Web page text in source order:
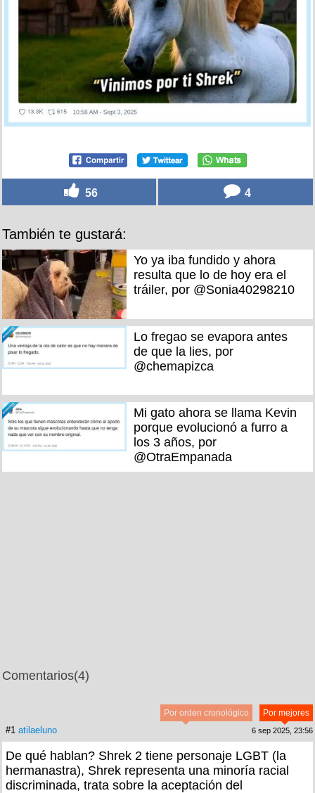
56 4
También te gustará:
Yo ya iba fundido y ahora
resulta que lo de hoy era el
tráiler, por @Sonia40298210
Lo fregao se evapora antes
de que la lies, por
@chemapizca
Mi gato ahora se llama Kevin
porque evolucionó a furro a
los 3 años, por
@OtraEmpanada
Comentarios(4)
Por mejores
Por orden cronológico
#1 atilaeluno 6 sep 2025, 23:56
De qué hablan? Shrek 2 tiene personaje LGBT (la
hermanastra), Shrek representa una minoría racial
discriminada, trata sobre la aceptación del